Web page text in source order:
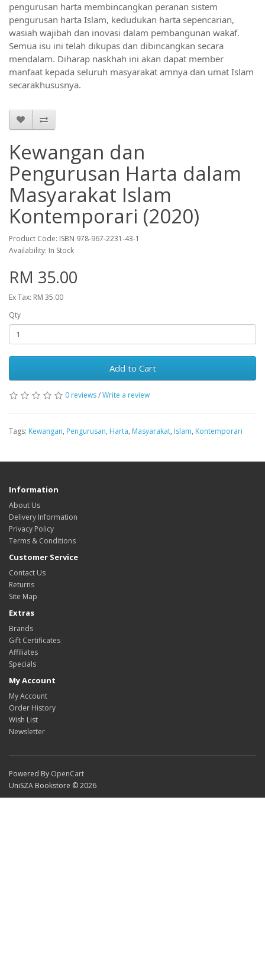
pengurusan harta membincangkan peranan sistem
pengurusan harta Islam, kedudukan harta sepencarian,
wasiah wajibah dan inovasi dalam pembangunan wakaf.
Semua isu ini telah dikupas dan dibincangkan secara
mendalam. Diharap naskhah ini akan dapat member
manfaat kepada seluruh masyarakat amnya dan umat Islam
secarakhususnya.
Kewangan dan
Pengurusan Harta dalam
Masyarakat Islam
Kontemporari (2020)
Product Code: ISBN 978-967-2231-43-1
Availability: In Stock
RM 35.00
Ex Tax: RM 35.00
Qty
Add to Cart
0 reviews/Write a review
Tags: Kewangan, Pengurusan, Harta, Masyarakat, Islam, Kontemporari
Information
About Us
Delivery Information
Privacy Policy
Terms & Conditions
Customer Service
Contact Us
Returns
Site Map
Extras
Brands
Gift Certificates
Affiliates
Specials
My Account
My Account
Order History
Wish List
Newsletter
Powered By OpenCart
UniSZA Bookstore © 2026